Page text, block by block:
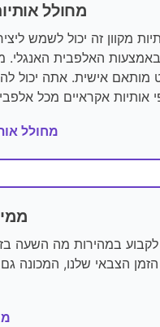
מחולל
מקוון זה יכול לשמש
האלפבית האנגלי.
מותאם אישית. אתה יכול
אותיות אקראיים מכל
מחולל
לקבוע במהירות מה השעה
הצבאי שלנו, המכונה